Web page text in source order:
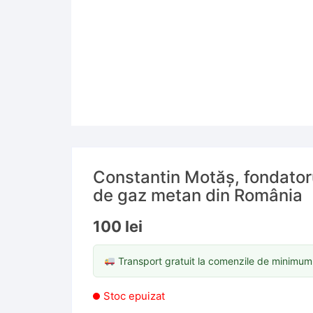
Cărți în
Cărți în
Constantin Motăș,
de gaz metan din România
100 lei
Transport gratuit la comenzile de minimum
Stoc epuizat